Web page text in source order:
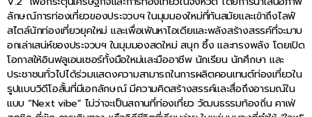
ลักษณ์การท่องเที่ยวของประจวบฯ ในมุมมองใหม่ที่ทันสมัยและเข้าถึงไลฟ์
สไตล์นักท่องเที่ยวยุคใหม่ และเพื่อเฟ้นหาไอเดียและพลังสร้างสรรค์ที่จะมาบ
อกเล่าเสน่ห์ของประจวบฯ ในมุมมองสดใหม่ สนุก ซึ้ง และทรงพลัง โดยเปิด
โอกาสให้อินฟลูเอนเซอร์ทั้งมือใหม่และมืออาชีพ นักเรียน นักศึกษา และ
ประชาชนทั่วไปได้ร่วมแสดงความสามารถในการผลิตคอนเทนต์ท่องเที่ยวใน
รูปแบบวิดีโอสั้นที่มีเอกลักษณ์ มีความคิดสร้างสรรค์และสื่อถึงอารมณ์ใน
แบบ “Next vibe” ไม่ว่าจะเป็นสถานที่ท่องเที่ยว วัฒนธรรมท้องถิ่น คาเฟ่